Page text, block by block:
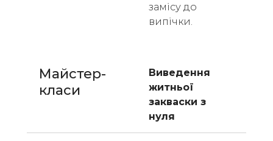
замісу до
випічки.
Майстер-
класи
Виведення
житньої
закваски з
нуля